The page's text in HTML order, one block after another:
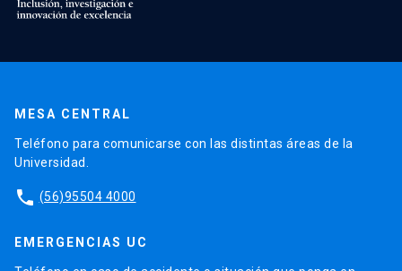
MESA CENTRAL
Teléfono para comunicarse con las distintas áreas de la
Universidad.
phone (56)95504 4000
EMERGENCIAS UC